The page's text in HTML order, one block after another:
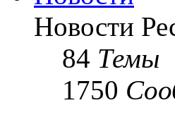
Новости
84 Темы
1750